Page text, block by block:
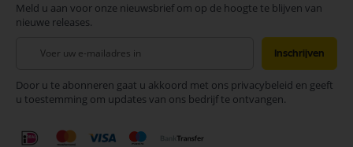
Meld u aan voor onze nieuwsbrief om op de hoogte te blijven van
nieuwe releases.
onze
nieuwsbrief
Inschrijven
Door u te abonneren gaat u akkoord met ons privacybeleid en geeft
u toestemming om updates van ons bedrijf te ontvangen.